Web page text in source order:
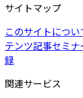
サイトマップ
このサイトについ
テンツ記事セミナ
録
関連サービス